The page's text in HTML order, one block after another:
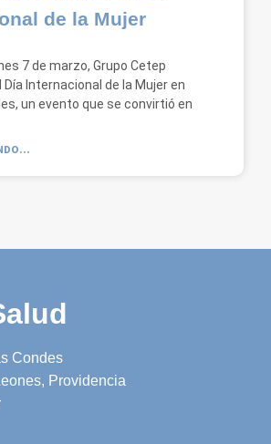
de la Mujer
7 de marzo, Grupo Cetep
Internacional de la Mujer en
un evento que se convirtió en
Condes
Providencia